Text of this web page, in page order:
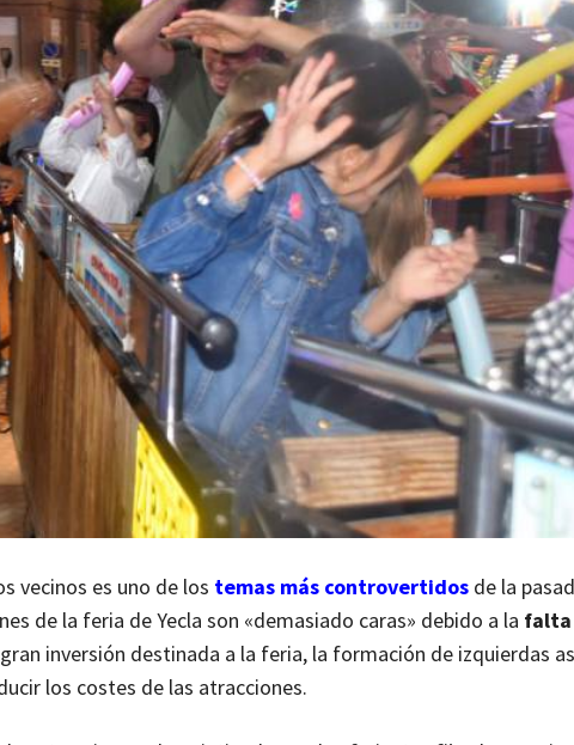
vecinos es uno de los temas más controvertidos de la
de la feria de Yecla son «demasiado caras» debido a la
inversión destinada a la feria, la formación de izquierdas
los costes de las atracciones.